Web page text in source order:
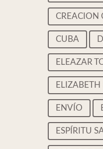
CREACION
CUBA
ELEAZAR
ENVÍO
ESPÍRITU